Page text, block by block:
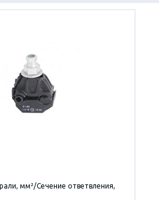
мм²/Сечение ответвления,